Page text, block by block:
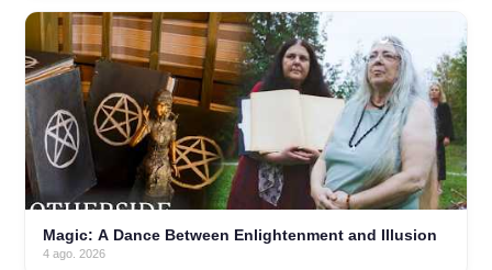
Magic: A Dance Between Enlightenment and Illusion
4 ago. 2026